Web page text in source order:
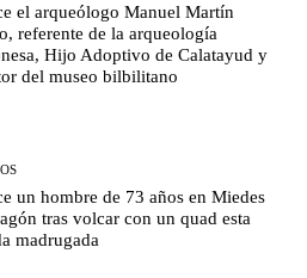
el arqueólogo Manuel Martín
referente de la arqueología
Hijo Adoptivo de Calatayud y
del museo bilbilitano
un hombre de 73 años en Miedes
tras volcar con un quad esta
madrugada